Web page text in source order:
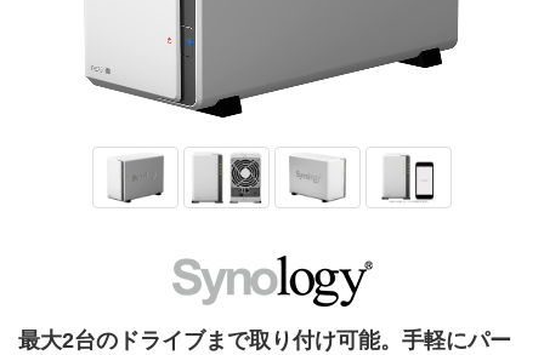
最大2台のドライブまで取り付け可能。手軽にパー